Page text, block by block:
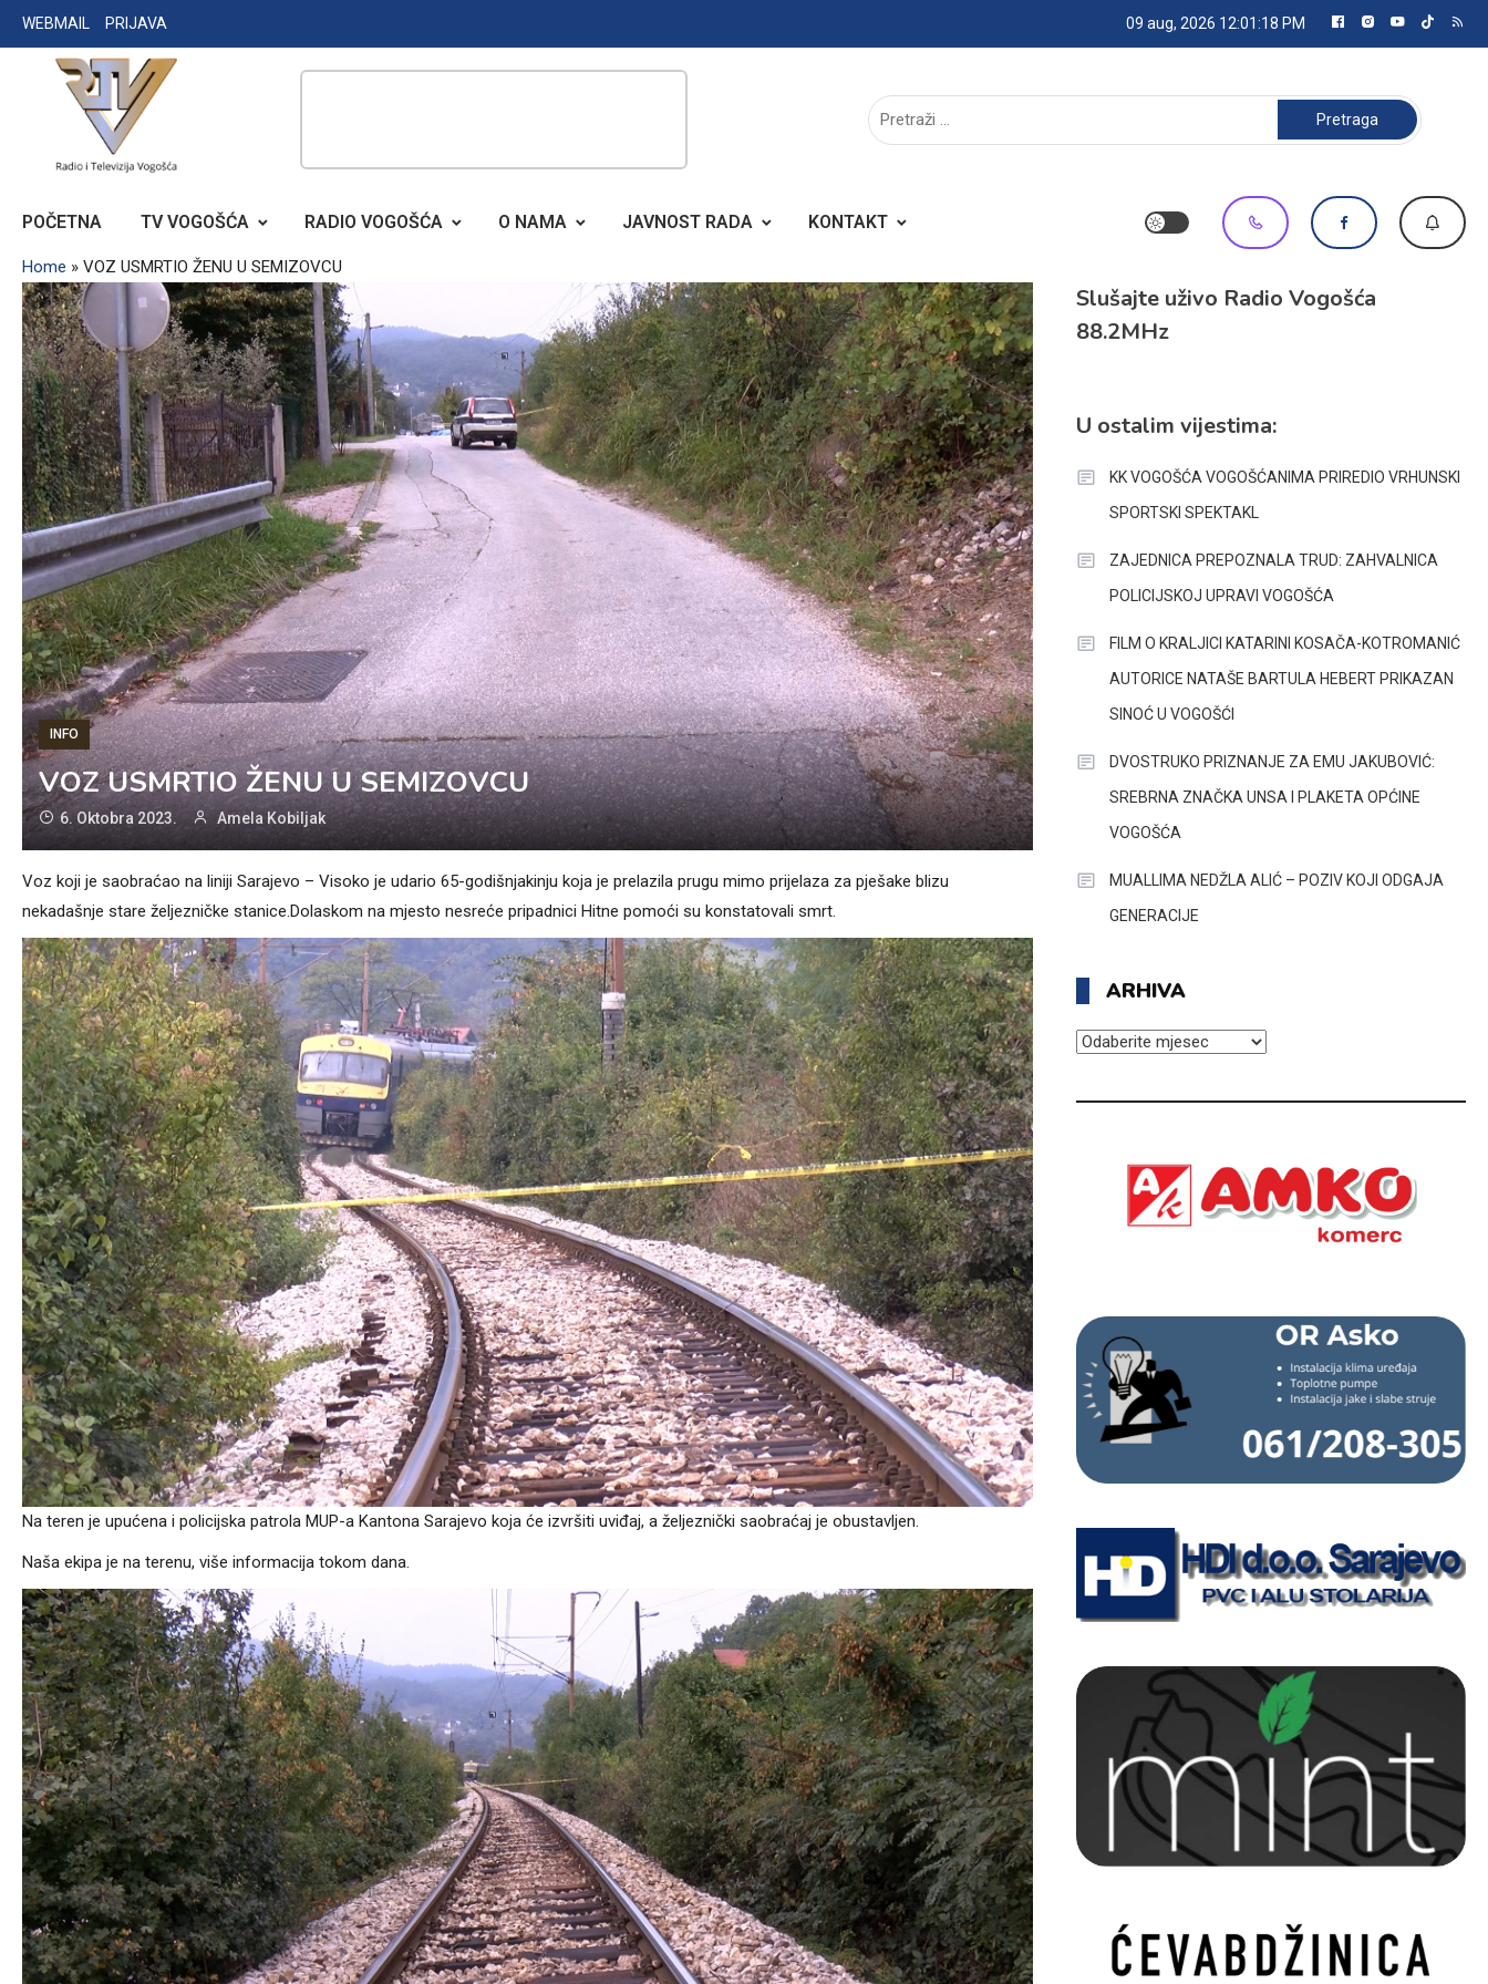
Skip
to
WEBMAIL PRIJAVA 09 aug, 2026 12:01:19 PM
RADIO TELEVIZIJA VOGOŠĆA
Pretraga:
POČETNA TV VOGOŠĆA RADIO VOGOŠĆA O NAMA JAVNOST RADA KONTAKT
Home » VOZ USMRTIO ŽENU U SEMIZOVCU
INFO
VOZ USMRTIO ŽENU U SEMIZOVCU
6. Oktobra 2023. Amela Kobiljak
Voz koji je saobraćao na liniji Sarajevo – Visoko je udario 65-godišnjakinju koja je prelazila prugu mimo prijelaza za pješake blizu
nekadašnje stare željezničke stanice.Dolaskom na mjesto nesreće pripadnici Hitne pomoći su konstatovali smrt.
Na teren je upućena i policijska patrola MUP-a Kantona Sarajevo koja će izvršiti uviđaj, a željeznički saobraćaj je obustavljen.
Naša ekipa je na terenu, više informacija tokom dana.
Slušajte uživo Radio Vogošća
88.2MHz
U ostalim vijestima:
KK VOGOŠĆA VOGOŠĆANIMA PRIREDIO VRHUNSKI
SPORTSKI SPEKTAKL
ZAJEDNICA PREPOZNALA TRUD: ZAHVALNICA
POLICIJSKOJ UPRAVI VOGOŠĆA
FILM O KRALJICI KATARINI KOSAČA-KOTROMANIĆ
AUTORICE NATAŠE BARTULA HEBERT PRIKAZAN
SINOĆ U VOGOŠĆI
DVOSTRUKO PRIZNANJE ZA EMU JAKUBOVIĆ:
SREBRNA ZNAČKA UNSA I PLAKETA OPĆINE
VOGOŠĆA
MUALLIMA NEDŽLA ALIĆ – POZIV KOJI ODGAJA
GENERACIJE
ARHIVA
ARHIVA